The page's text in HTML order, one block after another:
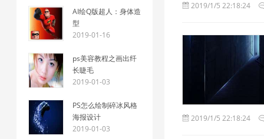
AI绘Q版超人：身体造
型
2019-01-16
ps美容教程之画出纤
长睫毛
2019-01-03
PS怎么绘制碎冰风格
海报设计
2019-01-03
2019/1/5 22:18:24
2019/1/5 22:18:24